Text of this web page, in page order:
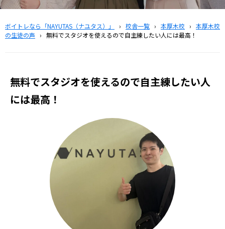
ボイトレなら「NAYUTAS（ナユタス）」 › 校舎一覧 › 本厚木校 › 本厚木校
の生徒の声 › 無料でスタジオを使えるので自主練したい人には最高！
無料でスタジオを使えるので自主練したい人
には最高！